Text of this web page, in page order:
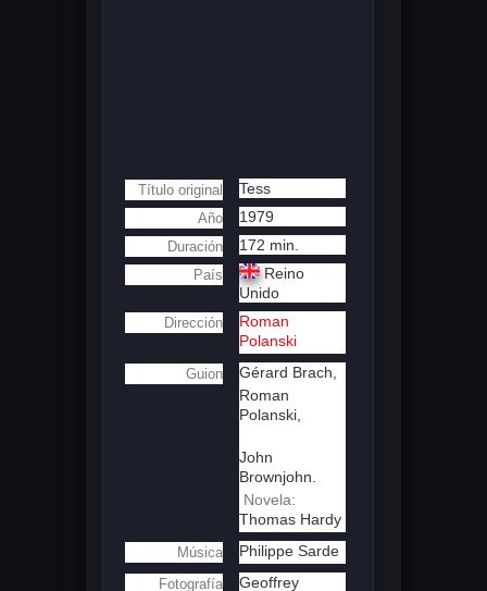
Título original Tess
Año 1979
Duración 172 min.
País
Reino
Unido
Dirección
Roman
Polanski
Guion
Gérard Brach,
Roman
Polanski,
John
Brownjohn.
Novela:
Thomas Hardy
Música Philippe Sarde
Fotografía
Geoffrey